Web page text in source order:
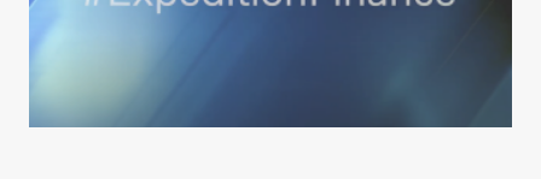
Konto eröffnen